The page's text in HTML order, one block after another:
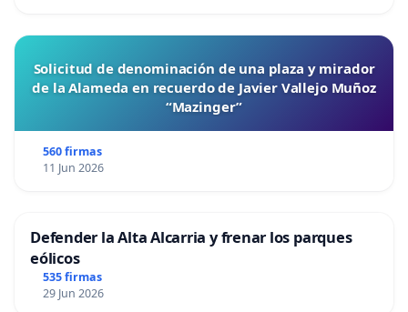
Solicitud de denominación de una plaza y mirador
de la Alameda en recuerdo de Javier Vallejo Muñoz
“Mazinger”
560 firmas
11 Jun 2026
Defender la Alta Alcarria y frenar los parques
eólicos
535 firmas
29 Jun 2026